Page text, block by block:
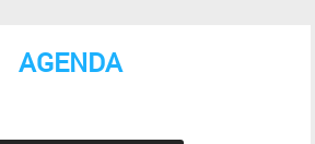
AGENDA